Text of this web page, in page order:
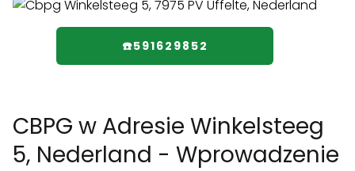
☎️591629852
CBPG w Adresie Winkelsteeg
5, Nederland - Wprowadzenie